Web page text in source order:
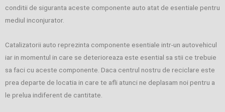
conditii de siguranta aceste componente auto atat de esentiale pentru
mediul inconjurator.
Catalizatorii auto reprezinta componente esentiale intr-un autovehicul
iar in momentul in care se deterioreaza este esential sa stii ce trebuie
sa faci cu aceste componente. Daca centrul nostru de reciclare este
prea departe de locatia in care te afli atunci ne deplasam noi pentru a
le prelua indiferent de cantitate.